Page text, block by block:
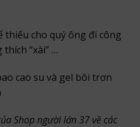
cho quý ông đi công
“xài” …
cao su và gel bôi trơn
Shop người lớn 37 về các